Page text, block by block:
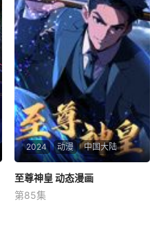
2024 动漫 中国大陆
至尊神皇 动态漫画
未知
至尊神皇 动态漫画
第85集